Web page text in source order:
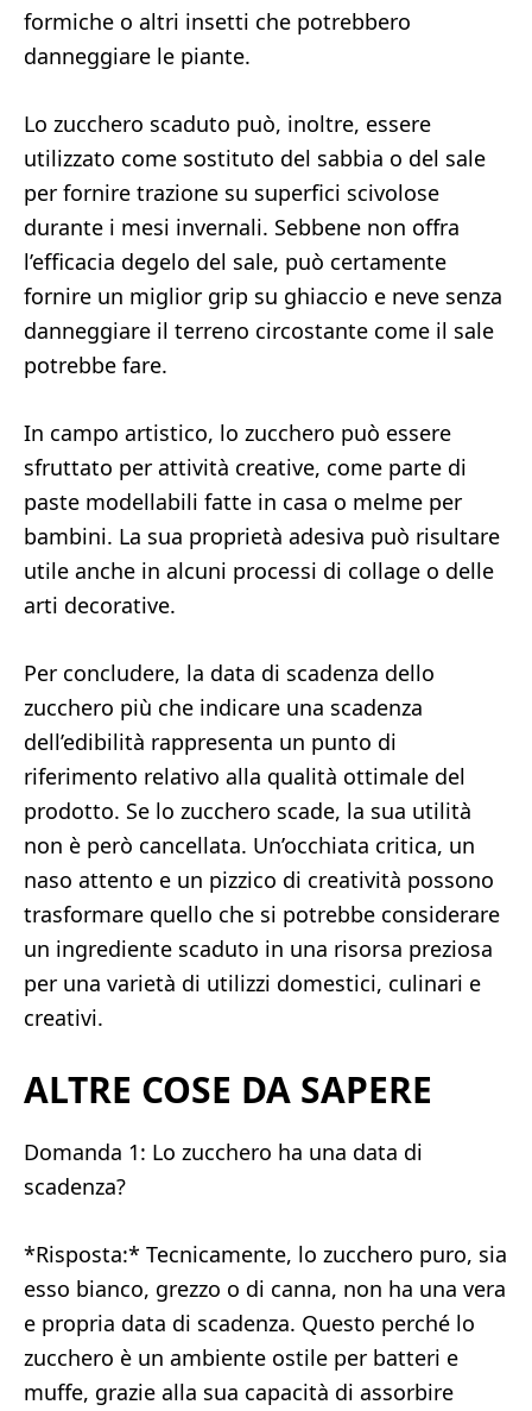
formiche o altri insetti che potrebbero
danneggiare le piante.
Lo zucchero scaduto può, inoltre, essere
utilizzato come sostituto del sabbia o del sale
per fornire trazione su superfici scivolose
durante i mesi invernali. Sebbene non offra
l’efficacia degelo del sale, può certamente
fornire un miglior grip su ghiaccio e neve senza
danneggiare il terreno circostante come il sale
potrebbe fare.
In campo artistico, lo zucchero può essere
sfruttato per attività creative, come parte di
paste modellabili fatte in casa o melme per
bambini. La sua proprietà adesiva può risultare
utile anche in alcuni processi di collage o delle
arti decorative.
Per concludere, la data di scadenza dello
zucchero più che indicare una scadenza
dell’edibilità rappresenta un punto di
riferimento relativo alla qualità ottimale del
prodotto. Se lo zucchero scade, la sua utilità
non è però cancellata. Un’occhiata critica, un
naso attento e un pizzico di creatività possono
trasformare quello che si potrebbe considerare
un ingrediente scaduto in una risorsa preziosa
per una varietà di utilizzi domestici, culinari e
creativi.
ALTRE COSE DA SAPERE
Domanda 1: Lo zucchero ha una data di
scadenza?
*Risposta:* Tecnicamente, lo zucchero puro, sia
esso bianco, grezzo o di canna, non ha una vera
e propria data di scadenza. Questo perché lo
zucchero è un ambiente ostile per batteri e
muffe, grazie alla sua capacità di assorbire